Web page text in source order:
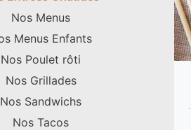
Nos Menus
Menus Enfants
Nos Poulet rôti
Nos Grillades
Nos Sandwichs
Nos Tacos